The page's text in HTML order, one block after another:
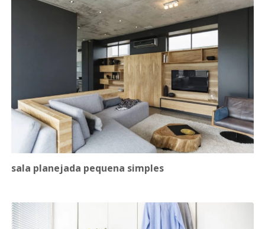
sala planejada pequena simples